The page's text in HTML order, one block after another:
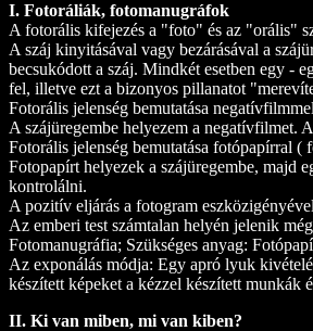
I. Fotoráliák, fotomanugráfok
A fotorális kifejezés a "foto" és az "orális"
A száj kinyitásával vagy bezárásával a
becsukódott a száj. Mindkét esetben egy -
fel, illetve ezt a bizonyos pillanatot
Fotorális jelenség bemutatása
A szájüregembe helyezem a negatívfilmet.
Fotorális jelenség bemutatása fotópapírral
Fotopapírt helyezek a szájüregembe, majd
kontrolálni.
A pozitív eljárás a fotogram
Az emberi test számtalan helyén jelenik
Fotomanugráfia; Szükséges anyag:
Az exponálás módja: Egy apró lyuk
készített képeket a kézzel készített munkák
II. Ki van miben, mi van kiben?